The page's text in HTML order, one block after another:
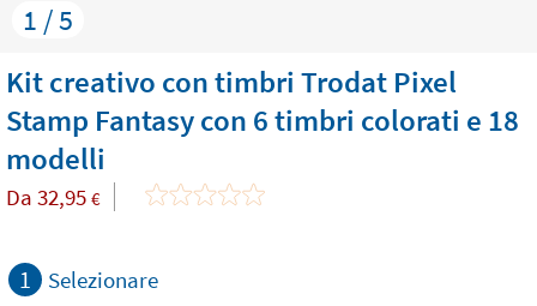
1 / 5
Kit creativo con timbri Trodat Pixel
Stamp Fantasy con 6 timbri colorati e 18
modelli
Da 32,95 €
1 Selezionare